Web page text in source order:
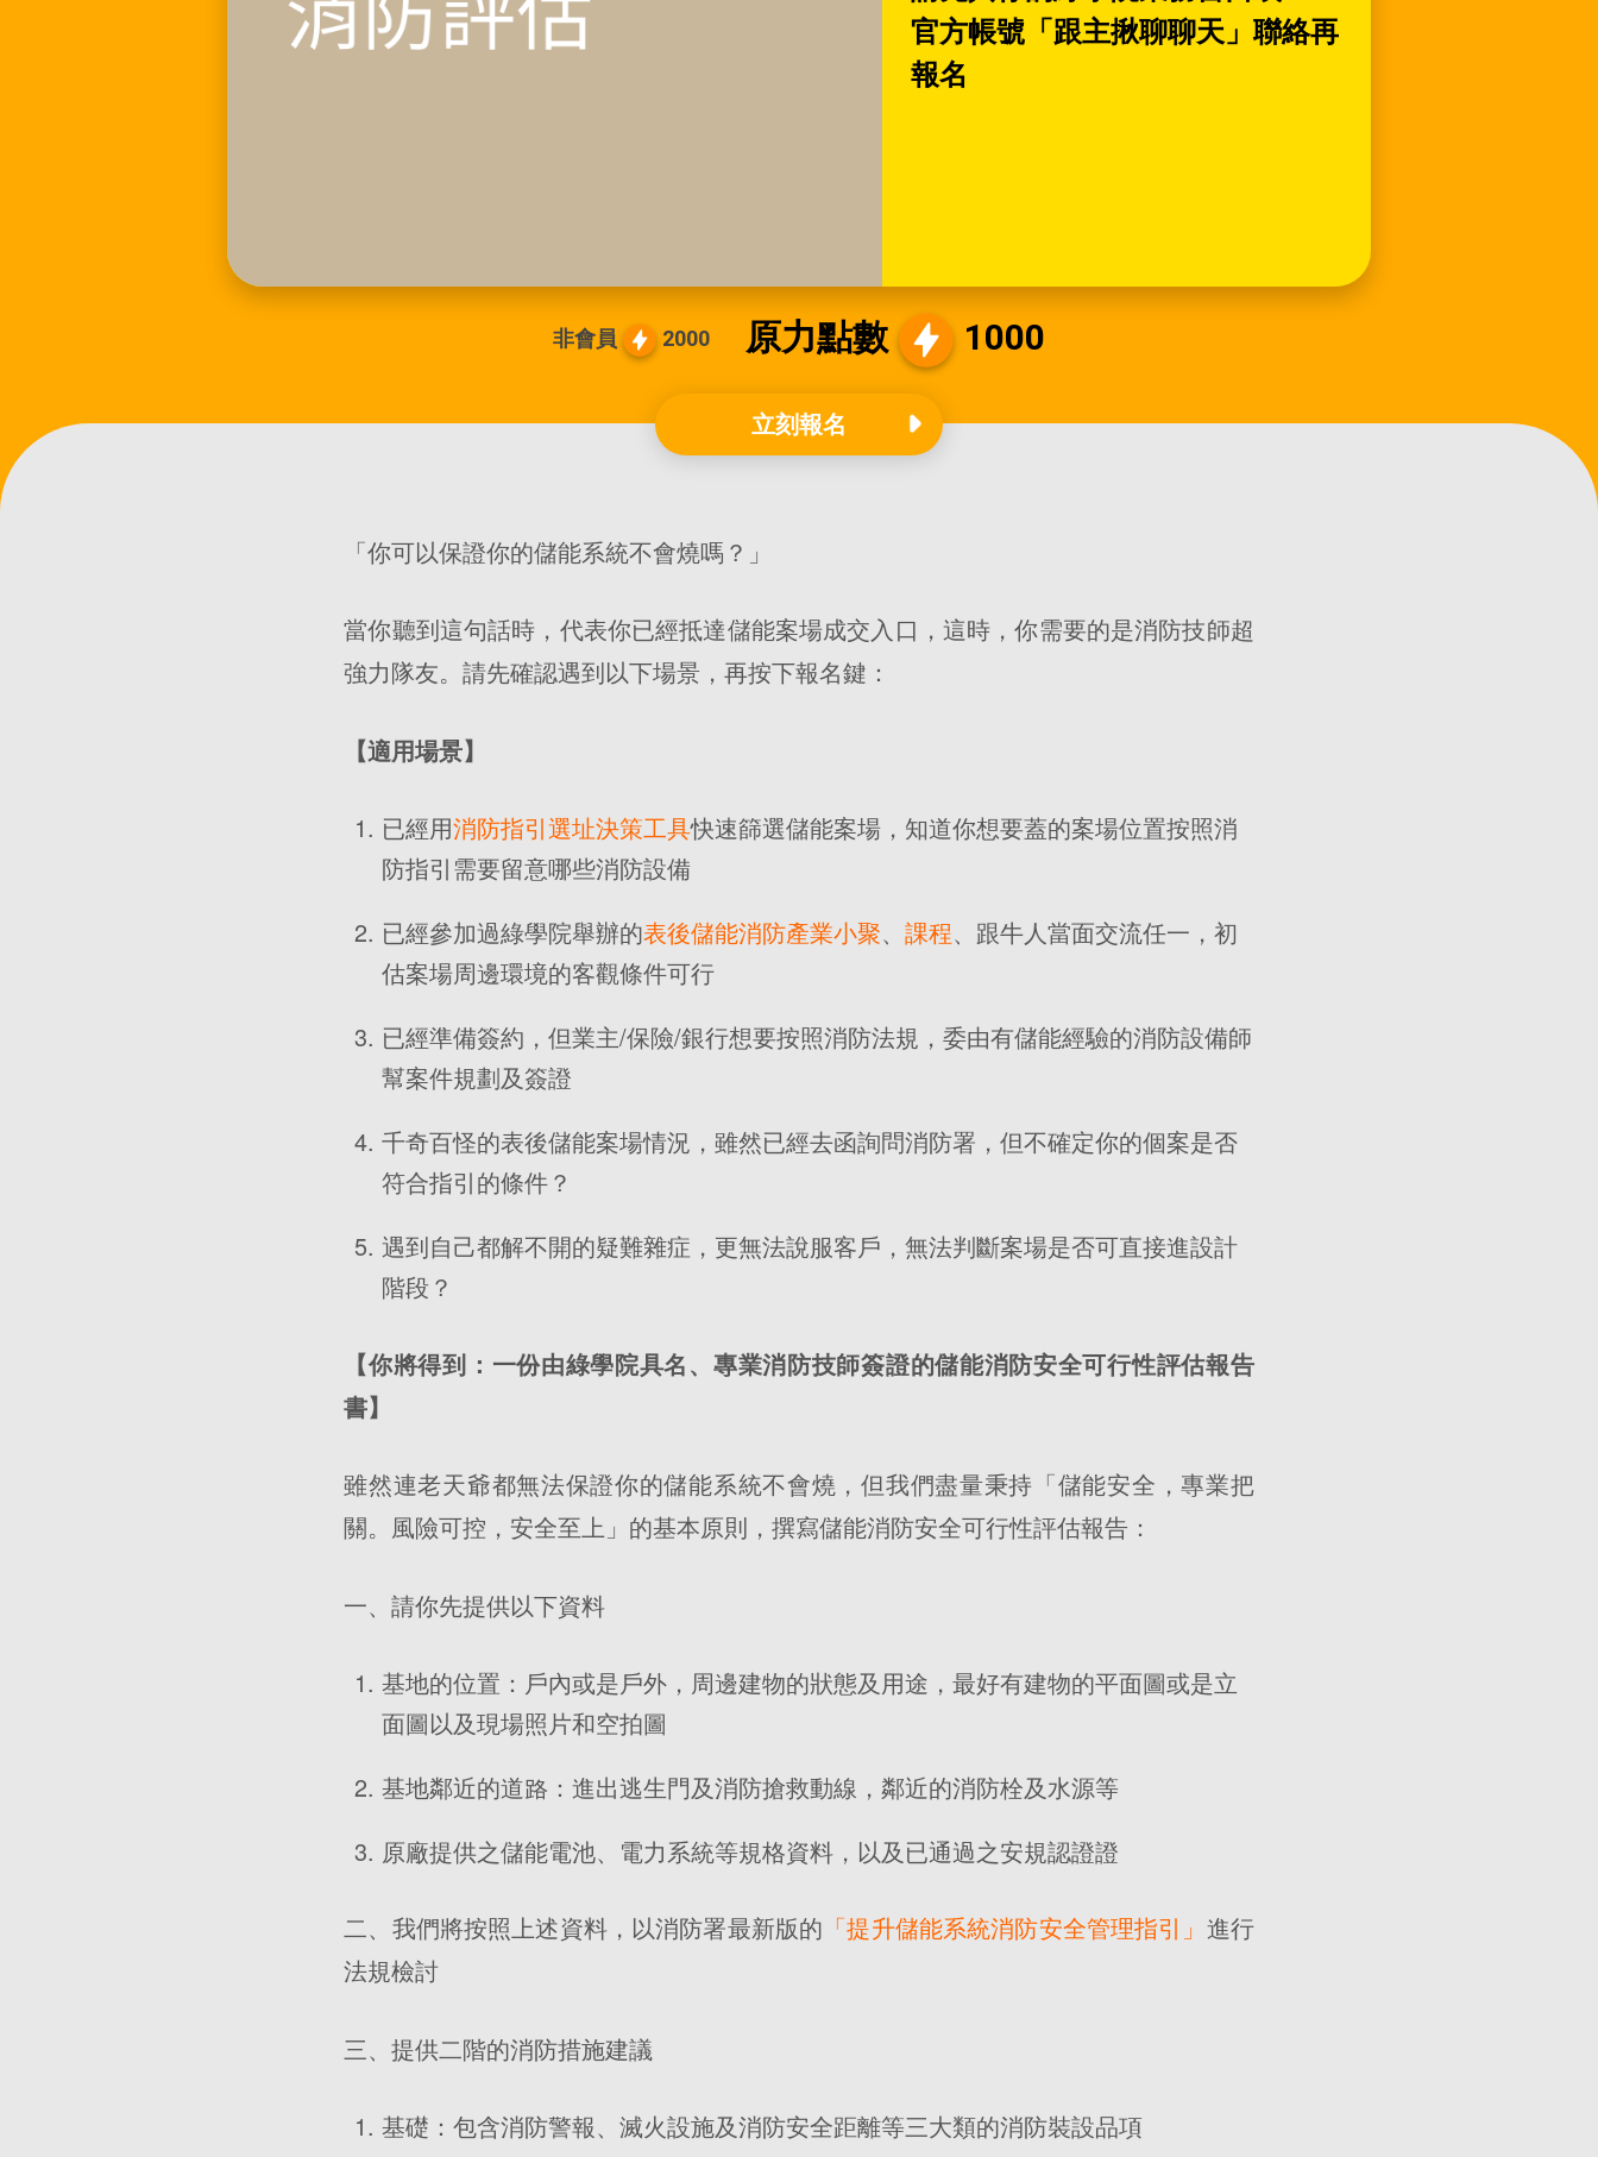
官方帳號「跟主揪聊聊天」聯絡再
報名
非會員 2000 原力點數 1000
立刻報名
「你可以保證你的儲能系統不會燒嗎？」
當你聽到這句話時，代表你已經抵達儲能案場成交入口，這時，你需要的是消防技師超
強力隊友。請先確認遇到以下場景，再按下報名鍵：
【適用場景】
已經用消防指引選址決策工具快速篩選儲能案場，知道你想要蓋的案場位置按照消
防指引需要留意哪些消防設備
已經參加過綠學院舉辦的表後儲能消防產業小聚、課程、跟牛人當面交流任一，初
估案場周邊環境的客觀條件可行
已經準備簽約，但業主/保險/銀行想要按照消防法規，委由有儲能經驗的消防設備師
幫案件規劃及簽證
千奇百怪的表後儲能案場情況，雖然已經去函詢問消防署，但不確定你的個案是否
符合指引的條件？
遇到自己都解不開的疑難雜症，更無法說服客戶，無法判斷案場是否可直接進設計
階段？
【你將得到：一份由綠學院具名、專業消防技師簽證的儲能消防安全可行性評估報告
書】
雖然連老天爺都無法保證你的儲能系統不會燒，但我們盡量秉持「儲能安全，專業把
關。風險可控，安全至上」的基本原則，撰寫儲能消防安全可行性評估報告：
一、請你先提供以下資料
基地的位置：戶內或是戶外，周邊建物的狀態及用途，最好有建物的平面圖或是立
面圖以及現場照片和空拍圖
基地鄰近的道路：進出逃生門及消防搶救動線，鄰近的消防栓及水源等
原廠提供之儲能電池、電力系統等規格資料，以及已通過之安規認證證
二、我們將按照上述資料，以消防署最新版的 「提升儲能系統消防安全管理指引」 進行
法規檢討
三、提供二階的消防措施建議
基礎：包含消防警報、滅火設施及消防安全距離等三大類的消防裝設品項